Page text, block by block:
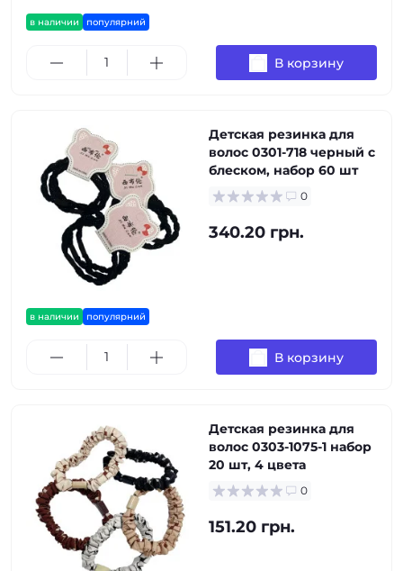
в наличии популярний
В корзину
в наличии популярний
Детская резинка для
волос 0301-718 черный с
блеском, набор 60 шт
0
340.20 грн.
В корзину
Детская резинка для
волос 0303-1075-1 набор
20 шт, 4 цвета
0
151.20 грн.